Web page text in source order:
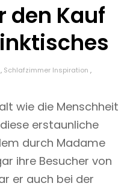
den Kauf
, Schlafzimmer Inspiration ,
wie die Menschheit
erstaunliche
durch Madame
ihre Besucher von
er auch bei der